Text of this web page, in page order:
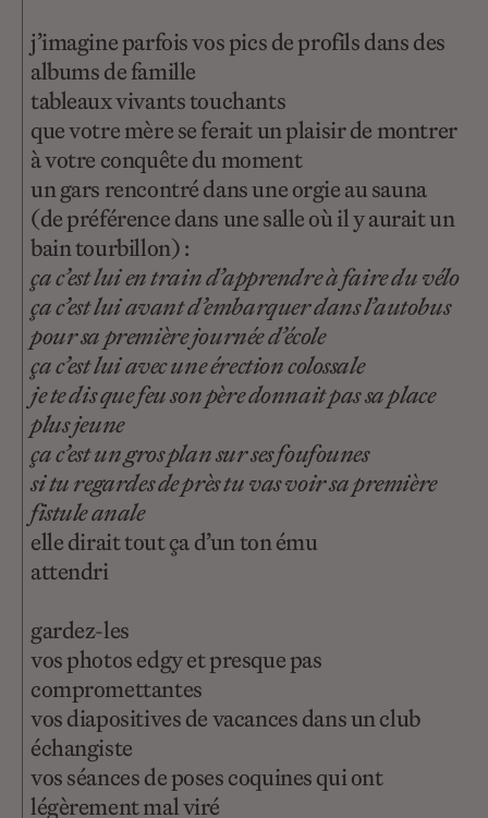
j’imagine parfois vos pics de profils dans des
albums de famille
tableaux vivants touchants
que votre mère se ferait un plaisir de montrer
à votre conquête du moment
un gars rencontré dans une orgie au sauna
(de préférence dans une salle où il y aurait un
bain tourbillon) :
ça c’est lui en train d’apprendre à faire du vélo
ça c’est lui avant d’embarquer dans l’autobus
pour sa première journée d’école
ça c’est lui avec une érection colossale
je te dis que feu son père donnait pas sa place
plus jeune
ça c’est un gros plan sur ses foufounes
si tu regardes de près tu vas voir sa première
fistule anale
elle dirait tout ça d’un ton ému
attendri
gardez-les
vos photos edgy et presque pas
compromettantes
vos diapositives de vacances dans un club
échangiste
vos séances de poses coquines qui ont
légèrement mal viré